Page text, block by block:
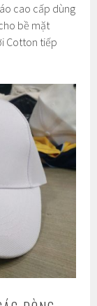
cao cấp dùng
bề mặt
Cotton tiếp